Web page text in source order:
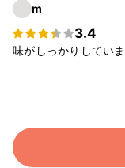
m
3.4
味がしっかりしてい